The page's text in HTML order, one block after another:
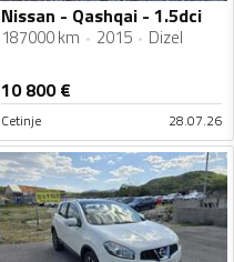
Nissan - Qashqai - 1.5dci
187000 km 2015 Dizel
10 800€
Cetinje 28.07.26